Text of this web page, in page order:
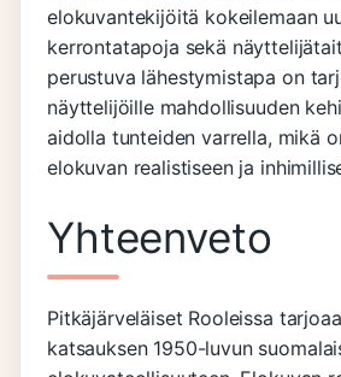
elokuvantekijöitä kokeilemaan
kerrontatapoja sekä
perustuva lähestymistapa on
näyttelijöille mahdollisuuden
aidolla tunteiden varrella, mikä
elokuvan realistiseen ja
Yhteenveto
Pitkäjärveläiset Rooleissa
katsauksen 1950-luvun